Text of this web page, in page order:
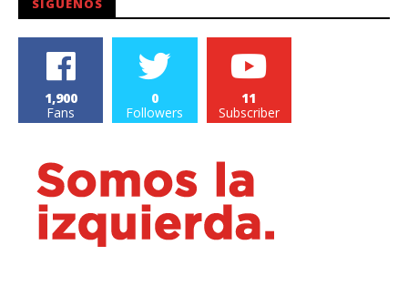
SÍGUENOS
1,900
Fans
0
Followers
11
Subscriber